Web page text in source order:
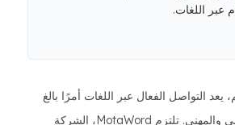
عبر اللغات.
يعد التواصل الفعال عبر اللغات أمرًا بالغ
الأهمية للنجاح الشخصي والمهني. تلتزم MotaWord، الشركة